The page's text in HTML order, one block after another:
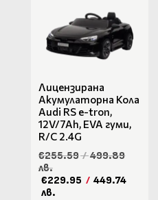
Лицензирана
Акумулаторна Кола
Audi RS e-tron,
12V/7Ah, EVA гуми,
R/C 2.4G
€255.59/499.89
лв.
€229.95 / 449.74
лв.